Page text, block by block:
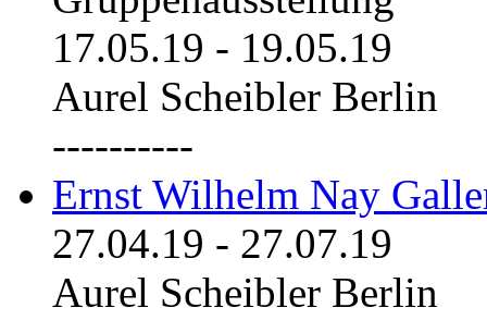
17.05.19 - 19.05.19
Aurel Scheibler Berlin
----------
Ernst Wilhelm Nay
27.04.19 - 27.07.19
Aurel Scheibler Berlin